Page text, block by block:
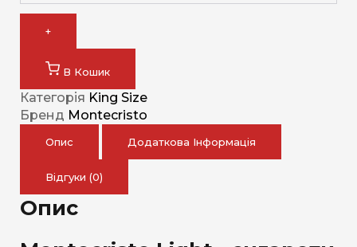
+
В Кошик
Категорія King Size
Бренд Montecristo
Опис Додаткова Інформація
Відгуки (0)
Опис